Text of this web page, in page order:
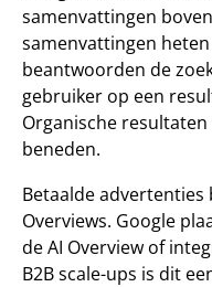
samenvattingen
samenvattingen heten
beantwoorden de
gebruiker op een
Organische
beneden.
Betaalde
Overviews. Google
de AI Overview of
B2B scale-ups is dit